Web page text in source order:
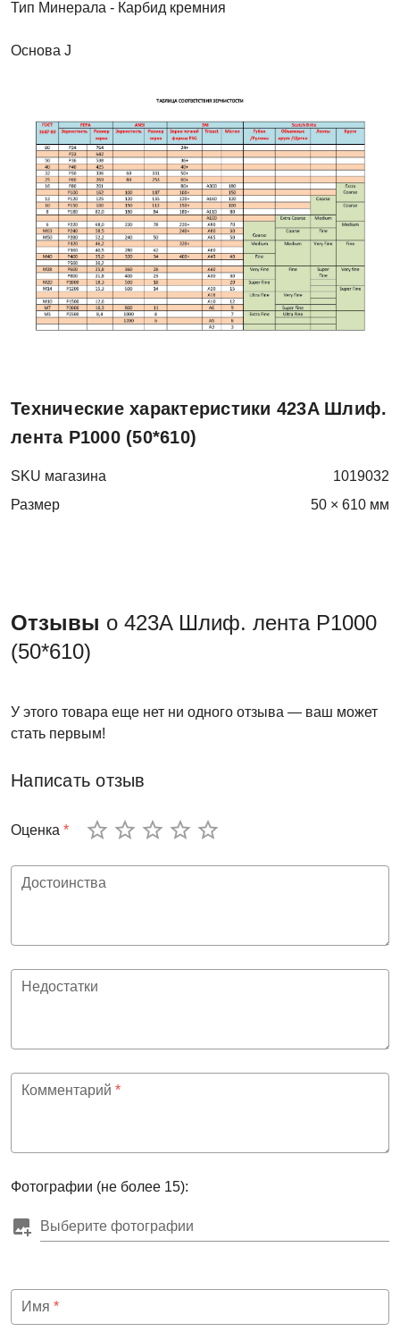
Тип Минерала - Карбид кремния
Основа J
Технические характеристики 423A Шлиф.
лента P1000 (50*610)
SKU магазина
1019032
Размер
50 × 610 мм
Отзывы о 423A Шлиф. лента P1000
(50*610)
Написать отзыв
Оценка *
Достоинства
Недостатки
Комментарий *
Фотографии (не более 15):
Выберите фотографии
Имя *
У этого товара еще нет ни одного отзыва — ваш может
стать первым!